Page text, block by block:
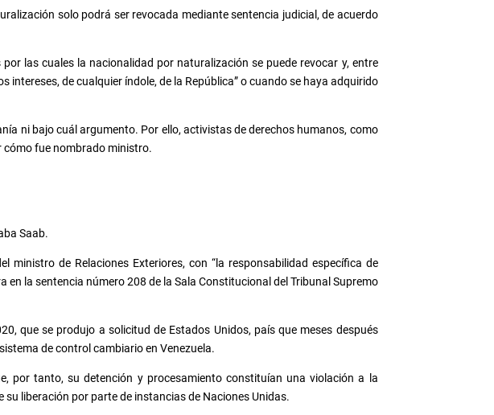
solo podrá ser revocada mediante sentencia judicial, de acuerdo
las cuales la nacionalidad por naturalización se puede revocar y, entre
de cualquier índole, de la República” o cuando se haya adquirido
ni bajo cuál argumento. Por ello, activistas de derechos humanos, como
cómo fue nombrado ministro.
Saab.
ministro de Relaciones Exteriores, con “la responsabilidad específica de
en la sentencia número 208 de la Sala Constitucional del Tribunal Supremo
que se produjo a solicitud de Estados Unidos, país que meses después
de control cambiario en Venezuela.
por tanto, su detención y procesamiento constituían una violación a la
liberación por parte de instancias de Naciones Unidas.